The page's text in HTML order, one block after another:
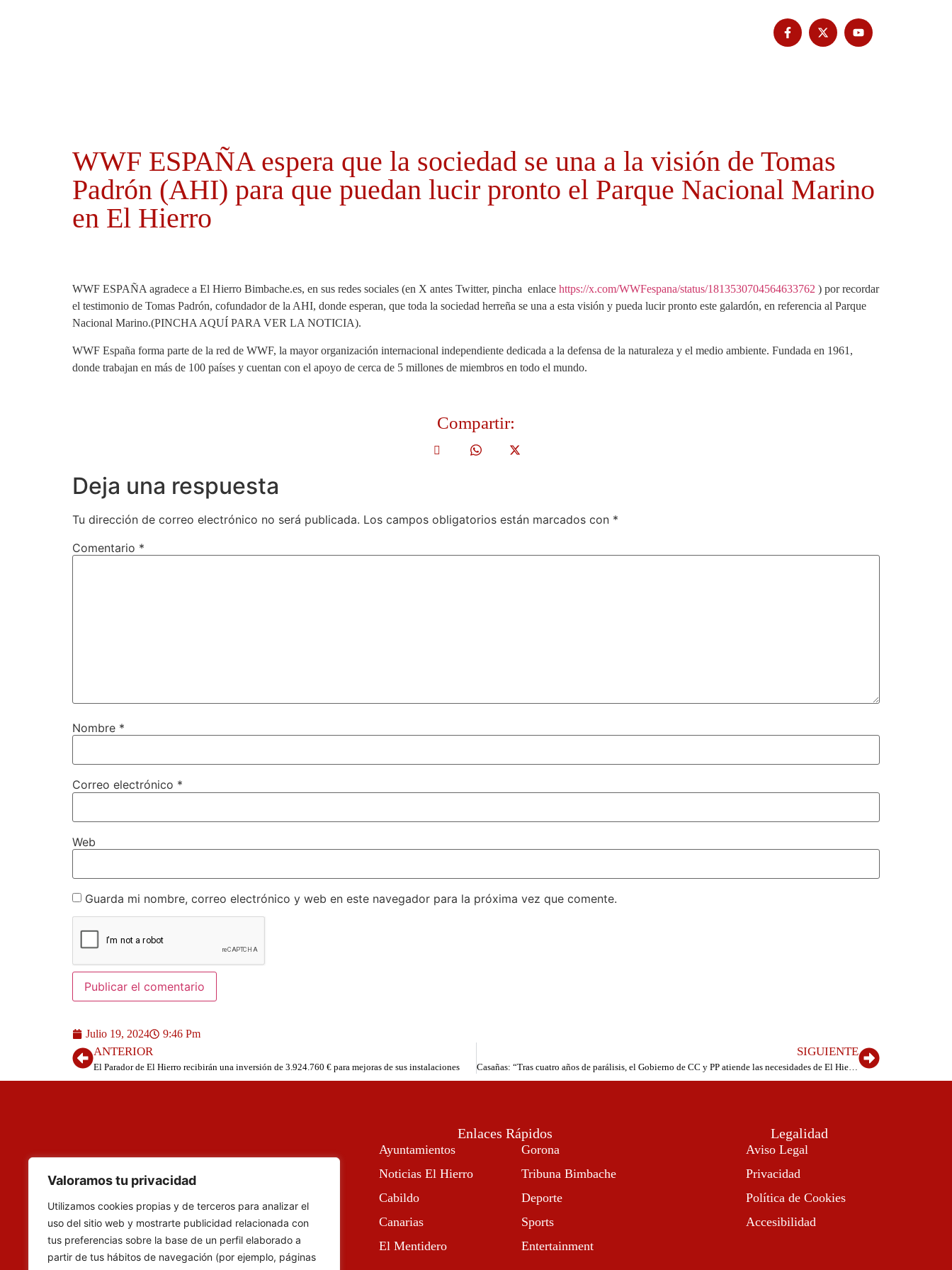
Valoramos tu privacidad
Utilizamos cookies propias y de terceros para analizar el
uso del sitio web y mostrarte publicidad relacionada con
tus preferencias sobre la base de un perfil elaborado a
partir de tus hábitos de navegación (por ejemplo, páginas
WWF ESPAÑA espera que la sociedad se una a la visión de Tomas
Padrón (AHI) para que puedan lucir pronto el Parque Nacional Marino
en El Hierro
WWF ESPAÑA agradece a El Hierro Bimbache.es, en sus redes sociales (en X antes Twitter, pincha enlace https://x.com/WWFespana/status/1813530704564633762 ) por recordar
el testimonio de Tomas Padrón, cofundador de la AHI, donde esperan, que toda la sociedad herreña se una a esta visión y pueda lucir pronto este galardón, en referencia al Parque
Nacional Marino.(PINCHA AQUÍ PARA VER LA NOTICIA).
WWF España forma parte de la red de WWF, la mayor organización internacional independiente dedicada a la defensa de la naturaleza y el medio ambiente. Fundada en 1961,
donde trabajan en más de 100 países y cuentan con el apoyo de cerca de 5 millones de miembros en todo el mundo.
Compartir:
Deja una respuesta
Tu dirección de correo electrónico no será publicada. Los campos obligatorios están marcados con *
Comentario *
Nombre *
Correo electrónico *
Web
Guarda mi nombre, correo electrónico y web en este navegador para la próxima vez que comente.
Julio 19, 2024 9:46 Pm
ANTERIOR
El Parador de El Hierro recibirán una inversión de 3.924.760 € para mejoras de sus instalaciones
SIGUIENTE
Casañas: “Tras cuatro años de parálisis, el Gobierno de CC y PP atiende las necesidades de El Hierro”
Enlaces Rápidos
Ayuntamientos
Noticias El Hierro
Cabildo
Canarias
El Mentidero
Gorona
Tribuna Bimbache
Deporte
Sports
Entertainment
Legalidad
Aviso Legal
Privacidad
Política de Cookies
Accesibilidad